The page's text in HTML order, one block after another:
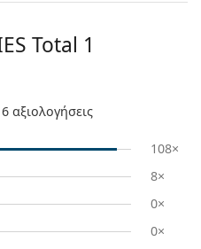
Total 1
αξιολογήσεις
108×
8×
0×
0×